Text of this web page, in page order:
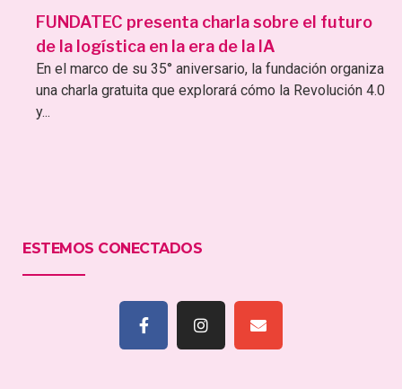
FUNDATEC presenta charla sobre el futuro
de la logística en la era de la IA
En el marco de su 35° aniversario, la fundación organiza
una charla gratuita que explorará cómo la Revolución 4.0
y...
ESTEMOS CONECTADOS